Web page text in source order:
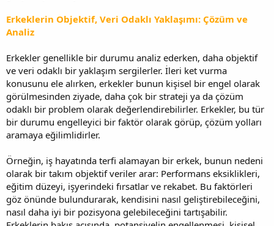
Erkeklerin Objektif, Veri Odaklı Yaklaşımı: Çözüm ve
Analiz
Erkekler genellikle bir durumu analiz ederken, daha objektif
ve veri odaklı bir yaklaşım sergilerler. İleri ket vurma
konusunu ele alırken, erkekler bunun kişisel bir engel olarak
görülmesinden ziyade, daha çok bir strateji ya da çözüm
odaklı bir problem olarak değerlendirebilirler. Erkekler, bu tür
bir durumu engelleyici bir faktör olarak görüp, çözüm yolları
aramaya eğilimlidirler.
Örneğin, iş hayatında terfi alamayan bir erkek, bunun nedeni
olarak bir takım objektif veriler arar: Performans eksiklikleri,
eğitim düzeyi, işyerindeki fırsatlar ve rekabet. Bu faktörleri
göz önünde bulundurarak, kendisini nasıl geliştirebileceğini,
nasıl daha iyi bir pozisyona gelebileceğini tartışabilir.